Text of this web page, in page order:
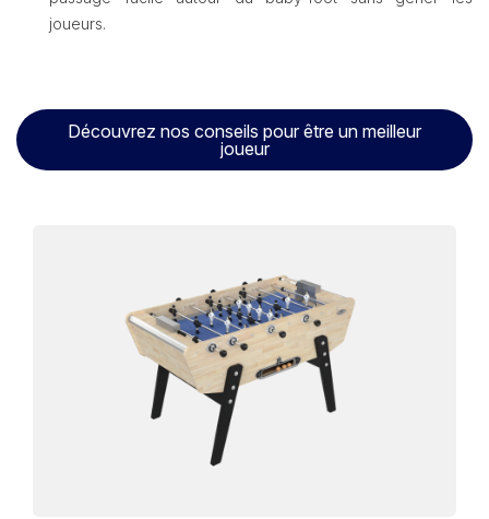
joueurs.
Découvrez nos conseils pour être un meilleur
joueur